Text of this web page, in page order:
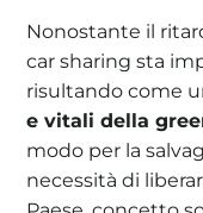
Nonostante il
car sharing sta
risultando come
e vitali della
modo per la
necessità di